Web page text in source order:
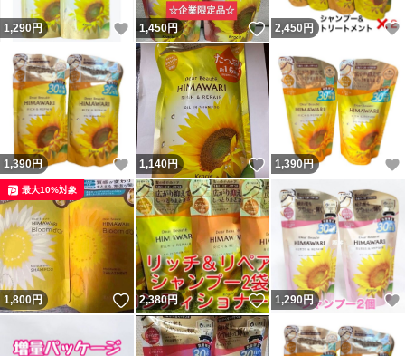
1,290円 いいね！
1,450円 いいね！
2,450 円
1,390円 いいね！
1,140円 いいね！
1,390円
1,800円 いいね！
最大10%対象
2,380円 いいね！
1,290円